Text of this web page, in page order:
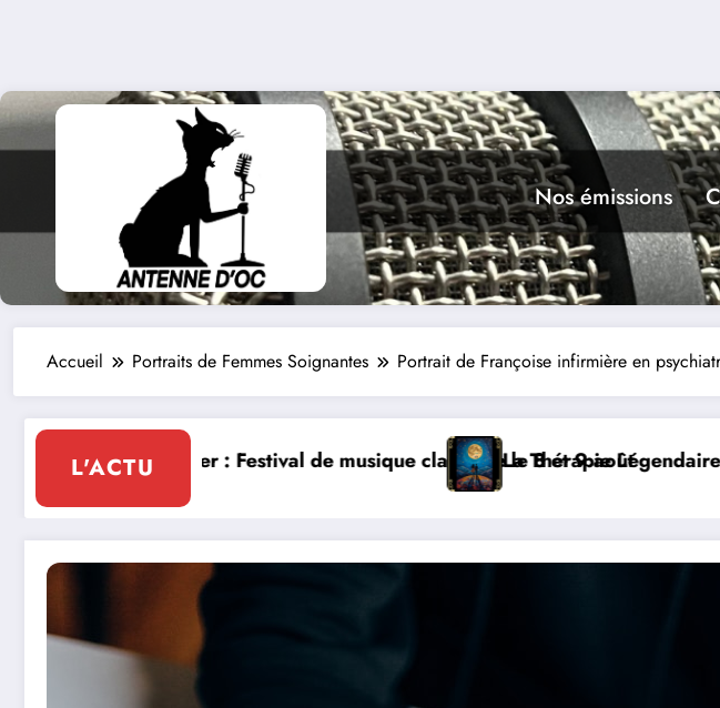
Nos émissions
Accueil Portraits de Femmes Soignantes Portrait de Françoise infirmière en
L'ACTU
musique classique le 8 et 9 aoûtLa Thérapie Légendaire dimanche 9 à Prayssac